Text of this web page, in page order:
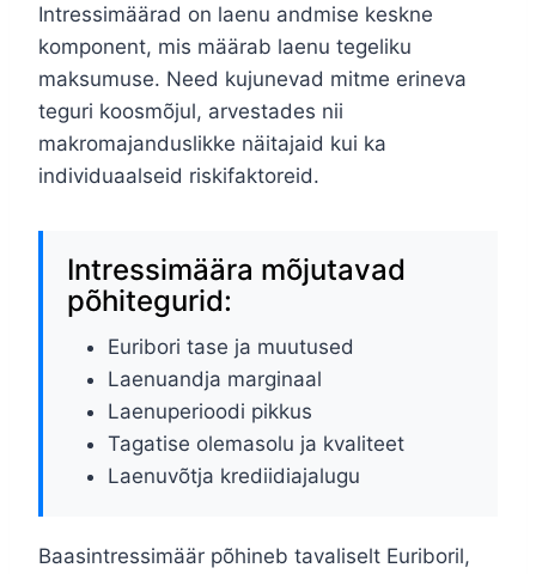
Intressimäärad on laenu andmise keskne
komponent, mis määrab laenu tegeliku
maksumuse. Need kujunevad mitme erineva
teguri koosmõjul, arvestades nii
makromajanduslikke näitajaid kui ka
individuaalseid riskifaktoreid.
Intressimäära mõjutavad
põhitegurid:
Euribori tase ja muutused
Laenuandja marginaal
Laenuperioodi pikkus
Tagatise olemasolu ja kvaliteet
Laenuvõtja krediidiajalugu
Baasintressimäär põhineb tavaliselt Euriboril,